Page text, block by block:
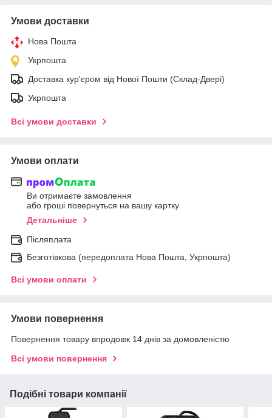
Умови доставки
Нова Пошта
Укрпошта
Доставка кур'єром від Нової Пошти (Склад-Двері)
Укрпошта
Всі умови доставки
Умови оплати
Ви отримаєте замовлення
або гроші повернуться на вашу картку
Детальніше
Післяплата
Безготівкова (передоплата Нова Пошта, Укрпошта)
Всі умови оплати
Умови повернення
Повернення товару впродовж 14 днів за домовленістю
Всі умови повернення
Подібні товари компанії